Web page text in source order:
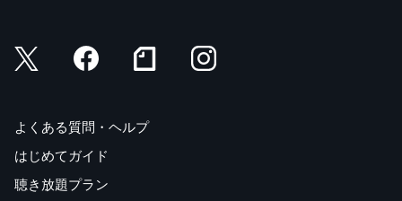
よくある質問・ヘルプ
はじめてガイド
聴き放題プラン